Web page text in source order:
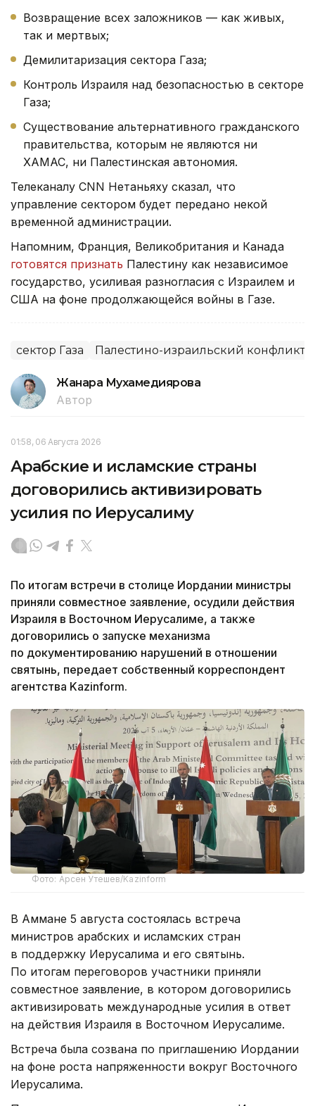
Возвращение всех заложников — как живых,
так и мертвых;
Демилитаризация сектора Газа;
Контроль Израиля над безопасностью в секторе
Газа;
Существование альтернативного гражданского
правительства, которым не являются ни
ХАМАС, ни Палестинская автономия.
Телеканалу CNN Нетаньяху сказал, что
управление сектором будет передано некой
временной администрации.
Напомним, Франция, Великобритания и Канада
готовятся признать Палестину как независимое
государство, усиливая разногласия с Израилем и
США на фоне продолжающейся войны в Газе.
сектор Газа Палестино-израильский конфликт
Жанара Мухамедиярова
Автор
01:58, 06 Августа 2026
Арабские и исламские страны
договорились активизировать
усилия по Иерусалиму
По итогам встречи в столице Иордании министры
приняли совместное заявление, осудили действия
Израиля в Восточном Иерусалиме, а также
договорились о запуске механизма
по документированию нарушений в отношении
святынь, передает собственный корреспондент
агентства Kazinform.
Фото: Арсен Утешев/Kazinform
В Аммане 5 августа состоялась встреча
министров арабских и исламских стран
в поддержку Иерусалима и его святынь.
По итогам переговоров участники приняли
совместное заявление, в котором договорились
активизировать международные усилия в ответ
на действия Израиля в Восточном Иерусалиме.
Встреча была созвана по приглашению Иордании
на фоне роста напряженности вокруг Восточного
Иерусалима.